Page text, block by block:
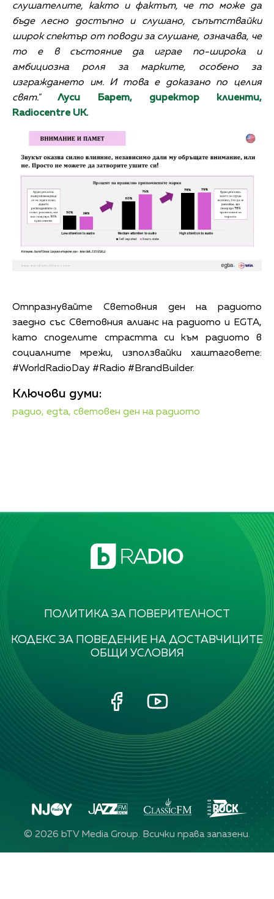
слушателите, както и фактът, че то може да
бъде лесно достъпно и слушано, съпътствайки
широк спектър от поводи за слушане, означава, че
то е в състояние да играе по-широка и
амбициозна роля за марките, особено за
изграждането им. И това е доказано по целия
свят."
Луси Барет, директор клиенти,
Radiocentre UK.
Отпразнувайте Световния ден на радиото
заедно със Световния алианс на радиото и EGTA,
като споделите страстта си към радиото в
социалните мрежи, използвайки хаштаговете:
#WorldRadioDay #Radio #BrandBuilder.
Ключови думи:
радио, egta, световен ден на радиото
ПОЛИТИКА ЗА ПОВЕРИТЕЛНОСТ
КОДЕКС ЗА ПОВЕДЕНИЕ НА ДОСТАВЧИЦИТЕ
ОБЩИ УСЛОВИЯ
© 2026 bTV Media Group. Всички права запазени.